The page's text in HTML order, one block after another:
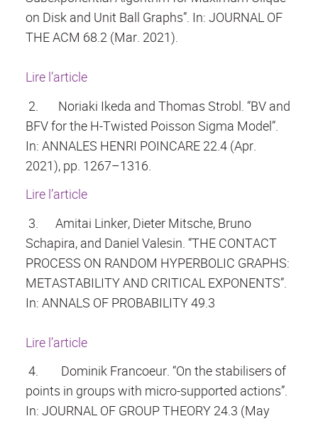
on Disk and Unit Ball Graphs”. In: JOURNAL OF
THE ACM 68.2 (Mar. 2021).
Lire l’article
2.
Noriaki Ikeda and Thomas Strobl. “BV and
BFV for the H-Twisted Poisson Sigma Model”.
In: ANNALES HENRI POINCARE 22.4 (Apr.
2021), pp. 1267–1316.
Lire l’article
3. Amitai Linker, Dieter Mitsche, Bruno
Schapira, and Daniel Valesin. “THE CONTACT
PROCESS ON RANDOM HYPERBOLIC GRAPHS:
METASTABILITY AND CRITICAL EXPONENTS”.
In: ANNALS OF PROBABILITY 49.3
Lire l’article
4. Dominik Francoeur. “On the stabilisers of
points in groups with micro-supported actions”.
In: JOURNAL OF GROUP THEORY 24.3 (May